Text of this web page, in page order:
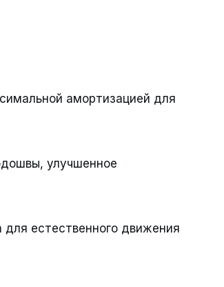
амортизацией для
улучшенное
для естественного движения